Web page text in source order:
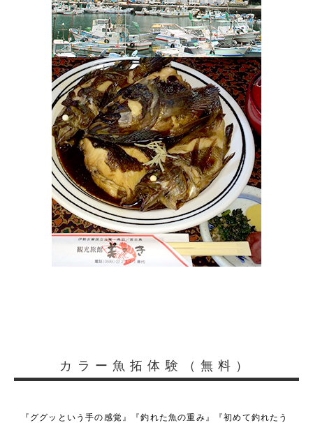
カラー魚拓体験（無料）
『ググッという手の感覚』『釣れた魚の重み』『初めて釣れたう